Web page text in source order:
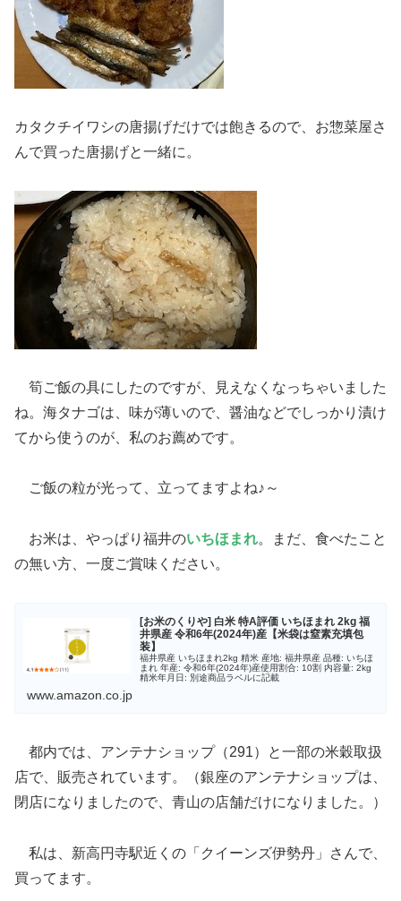
カタクチイワシの唐揚げだけでは飽きるので、お惣菜屋さ
んで買った唐揚げと一緒に。
筍ご飯の具にしたのですが、見えなくなっちゃいました
ね。海タナゴは、味が薄いので、醤油などでしっかり漬け
てから使うのが、私のお薦めです。
ご飯の粒が光って、立ってますよね♪～
お米は、やっぱり福井のいちほまれ。まだ、食べたこと
の無い方、一度ご賞味ください。
[お米のくりや] 白米 特A評価 いちほまれ 2kg 福
井県産 令和6年(2024年)産【米袋は窒素充填包
装】
福井県産 いちほまれ2kg 精米 産地: 福井県産 品種: いちほ
まれ 年産: 令和6年(2024年)産使用割合: 10割 内容量: 2kg
精米年月日: 別途商品ラベルに記載
www.amazon.co.jp
都内では、アンテナショップ（291）と一部の米穀取扱
店で、販売されています。（銀座のアンテナショップは、
閉店になりましたので、青山の店舗だけになりました。）
私は、新高円寺駅近くの「クイーンズ伊勢丹」さんで、
買ってます。